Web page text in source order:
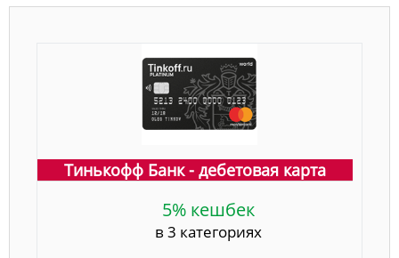
Тинькофф Банк - дебетовая карта
5% кешбек
в 3 категориях